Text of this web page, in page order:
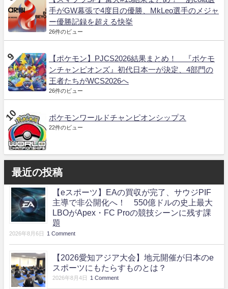
手がGW幕張で4度目の優勝、MkLeo選手のメジャ
ー優勝記録を超える快挙
26件のビュー
【ポケモン】PJCS2026結果まとめ！ 『ポケモ
ンチャンピオンズ』初代日本一が決定、4部門の
王者たちがWCS2026へ
26件のビュー
ポケモンワールドチャンピオンシップス
22件のビュー
最近の投稿
【eスポーツ】EAの買収が完了、サウジPIF
主導で非公開化へ！ 550億ドルの史上最大
LBOがApex・FC Proの競技シーンに残す課
題
2026年8月6日 1 Comment
【2026愛知アジア大会】地元開催が日本のe
スポーツにもたらすものとは？
2026年8月4日 1 Comment